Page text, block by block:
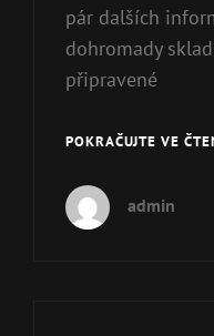
pár dalších
dohromady
připravené
POKRAČUJTE VE
admin